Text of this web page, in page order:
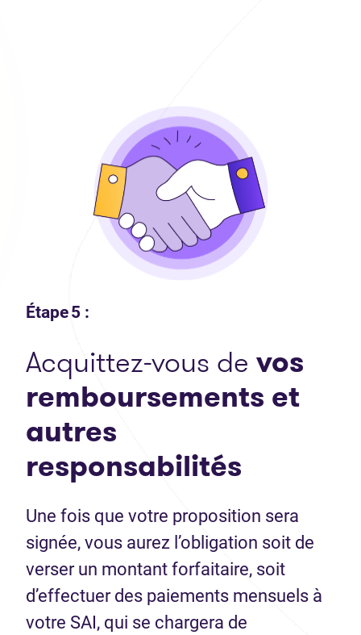
Étape 5 :
Acquittez-vous de vos
remboursements et
autres
responsabilités
Une fois que votre proposition sera
signée, vous aurez l’obligation soit de
verser un montant forfaitaire, soit
d’effectuer des paiements mensuels à
votre SAI, qui se chargera de